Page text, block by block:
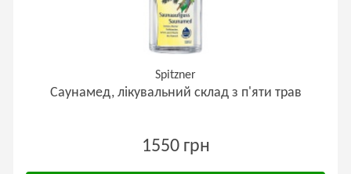
Spitzner
Саунамед, лікувальний склад з п'яти трав
1550 грн